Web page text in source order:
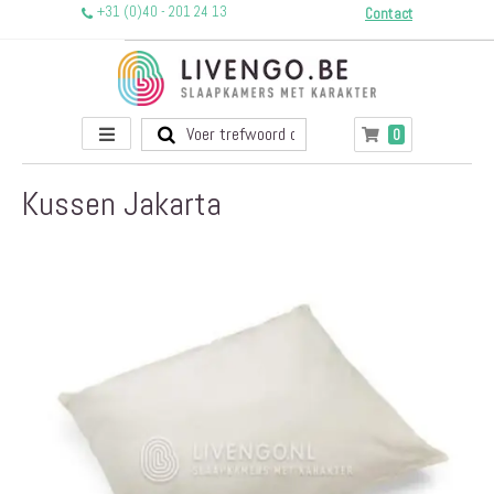
+31 (0)40 - 201 24 13 Contact
Toggle
Nav
Winkelwagen
0producten
Kussen Jakarta
afbeeldingen-
gallerij